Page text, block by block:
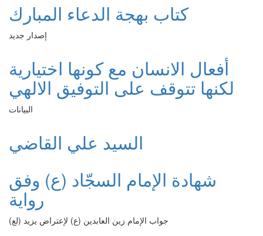
كتاب بهجة الدعاء المبارك
إصدار جديد
أفعال الانسان مع كونها اختيارية
لكنها تتوقف على التوفيق الالهي
البيانات
السيد علي القاضي
شهادة الإمام السجّاد (ع) وفق
رواية
جواب الإمام زين العابدين (ع) لإعتراض يزيد (لع)